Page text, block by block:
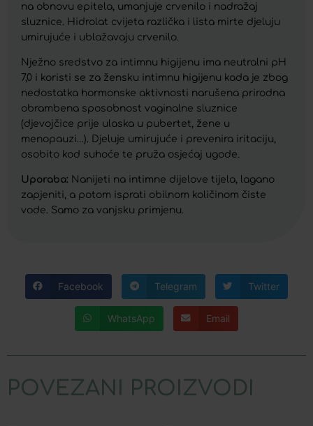
na obnovu epitela, umanjuje crvenilo i nadražaj
sluznice. Hidrolat cvijeta različka i lista mirte djeluju
umirujuće i ublažavaju crvenilo.
Nježno sredstvo za intimnu higijenu ima neutralni pH
7,0 i koristi se za žensku intimnu higijenu kada je zbog
nedostatka hormonske aktivnosti narušena prirodna
obrambena sposobnost vaginalne sluznice
(djevojčice prije ulaska u pubertet, žene u
menopauzi…). Djeluje umirujuće i prevenira iritaciju,
osobito kod suhoće te pruža osjećaj ugode.
Uporaba: Nanijeti na intimne dijelove tijela, lagano
zapjeniti, a potom isprati obilnom količinom čiste
vode. Samo za vanjsku primjenu.
Facebook Telegram Twitter
WhatsApp Email
POVEZANI PROIZVODI